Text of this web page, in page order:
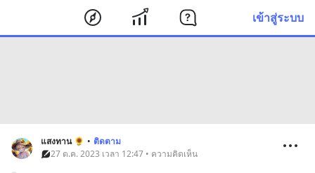
เข้าสู่ระบบ
แสงทาน 🌻 • ติดตาม
27 ต.ค. 2023 เวลา 12:47 • ความคิดเห็น